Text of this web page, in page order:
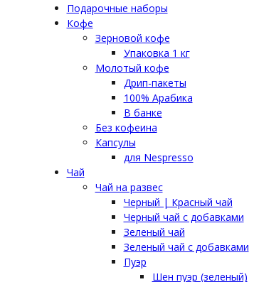
Подарочные наборы
Кофе
Зерновой кофе
Упаковка 1 кг
Молотый кофе
Дрип-пакеты
100% Арабика
В банке
Без кофеина
Капсулы
для Nespresso
Чай
Чай на развес
Черный | Красный чай
Черный чай с добавками
Зеленый чай
Зеленый чай с добавками
Пуэр
Шен пуэр (зеленый)